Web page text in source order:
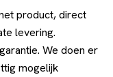
product, direct
levering.
We doen er
mogelijk